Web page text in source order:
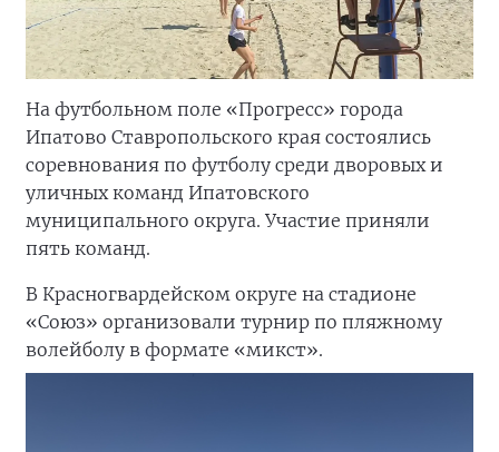
На футбольном поле «Прогресс» города
Ипатово Ставропольского края состоялись
соревнования по футболу среди дворовых и
уличных команд Ипатовского
муниципального округа. Участие приняли
пять команд.
В Красногвардейском округе на стадионе
«Союз» организовали турнир по пляжному
волейболу в формате «микст».